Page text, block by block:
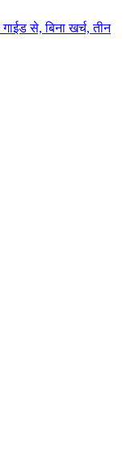
से, बिना खर्च, तीन